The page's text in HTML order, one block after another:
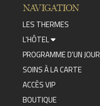
NAVIGATION
LES THERMES
L'HÔTEL
PROGRAMME D'UN JOUR
SOINS À LA CARTE
ACCÈS VIP
BOUTIQUE